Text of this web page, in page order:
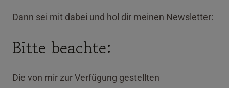
Dann sei mit dabei und hol dir meinen Newsletter:
Bitte beachte:
Die von mir zur Verfügung gestellten